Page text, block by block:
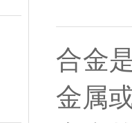
合金
金属